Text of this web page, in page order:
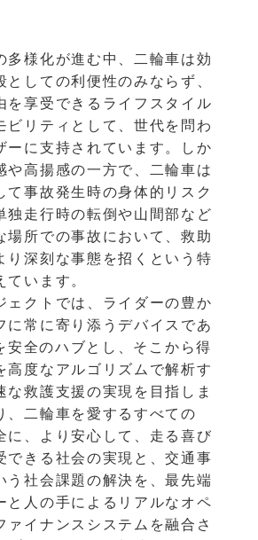
様化が進む中、二輪車は効
しての利便性のみならず、
を享受できるライフスタイル
ビリティとして、世代を問わ
ーに支持されています。しか
や高揚感の一方で、二輪車は
て事故発生時の身体的リスク
独走行時の転倒や山間部など
場所での事故において、救助
り深刻な事態を招くという特
います。
クトでは、ライダーの豊か
に常に寄り添うデバイスであ
安全のハブとし、そこから得
高度なアルゴリズムで解析す
な救護支援の実現を目指しま
、二輪車を愛するすべての
に、より安心して、走る喜び
できる社会の実現と、交通事
う社会課題の解決を、最先端
と人の手によるリアルなオペ
ァイナンスシステムを融合さ